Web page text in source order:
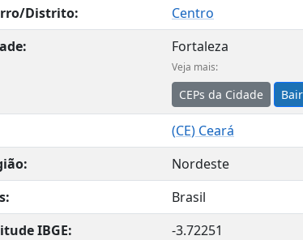
Distrito:
Centro
Fortaleza
Veja mais:
CEPs da Cidade
(CE) Ceará
Nordeste
Brasil
IBGE:
-3.72251